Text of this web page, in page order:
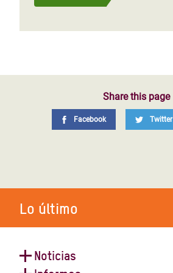
Share this page
Facebook Twitter
Lo último
Noticias